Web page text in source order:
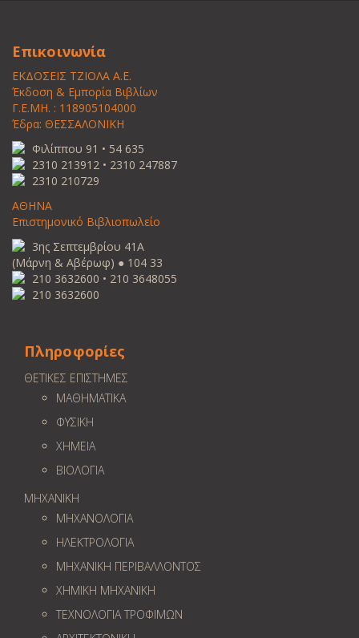
Επικοινωνία
ΕΚΔΟΣΕΙΣ ΤΖΙΟΛΑ Α.Ε.
Έκδοση & Εμπορία Βιβλίων
Γ.Ε.ΜΗ. : 118905104000
Έδρα: ΘΕΣΣΑΛΟΝΙΚΗ
Φιλίππου 91 • 54 635
2310 213912 • 2310 247887
2310 210729
ΑΘΗΝΑ
Επιστημονικό Βιβλιοπωλείο
3ης Σεπτεμβρίου 41Α
(Μάρνη & Αβέρωφ) ● 104 33
210 3632600 • 210 3648055
210 3632600
Πληροφορίες
ΘΕΤΙΚΕΣ ΕΠΙΣΤΗΜΕΣ
ΜΑΘΗΜΑΤΙΚΑ
ΦΥΣΙΚΗ
ΧΗΜΕΙΑ
ΒΙΟΛΟΓΙΑ
ΜΗΧΑΝΙΚΗ
ΜΗΧΑΝΟΛΟΓΙΑ
ΗΛΕΚΤΡΟΛΟΓΙΑ
ΜΗΧΑΝΙΚΗ ΠΕΡΙΒΑΛΛΟΝΤΟΣ
ΧΗΜΙΚΗ ΜΗΧΑΝΙΚΗ
ΤΕΧΝΟΛΟΓΙΑ ΤΡΟΦΙΜΩΝ